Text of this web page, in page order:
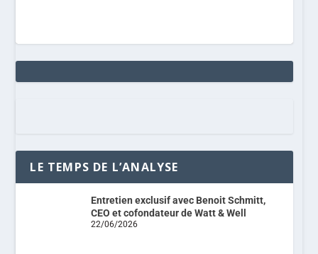
LE TEMPS DE L’ANALYSE
Entretien exclusif avec Benoit Schmitt,
CEO et cofondateur de Watt & Well
22/06/2026